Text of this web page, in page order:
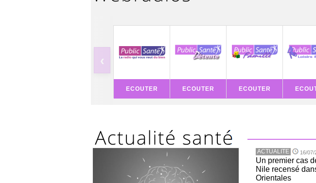
‹
ECOUTER ECOUTER ECOUTER
ACTUALITE 16/07/
Un premier cas
Nile recensé
Orientales